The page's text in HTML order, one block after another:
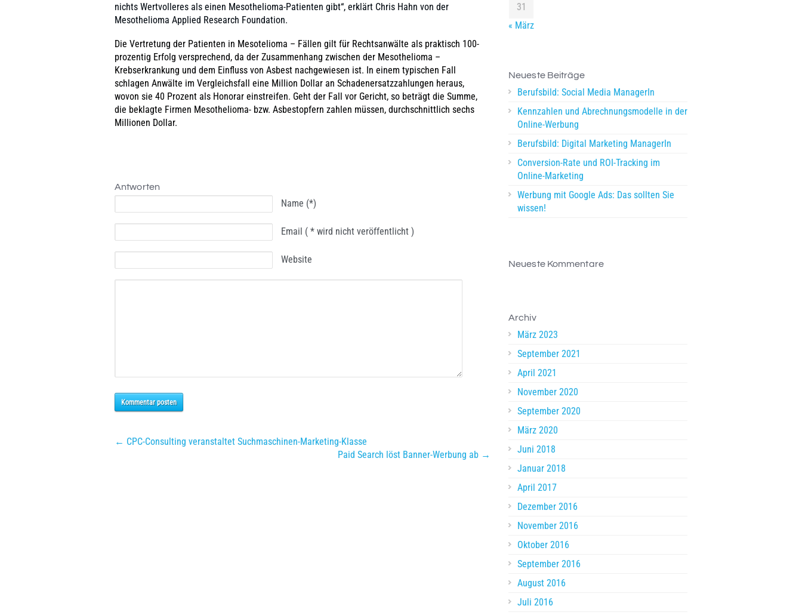
nichts Wertvolleres als einen Mesothelioma-Patienten gibt“, erklärt Chris Hahn von der
Mesothelioma Applied Research Foundation.
Die Vertretung der Patienten in Mesotelioma – Fällen gilt für Rechtsanwälte als praktisch 100-
prozentig Erfolg versprechend, da der Zusammenhang zwischen der Mesothelioma –
Krebserkrankung und dem Einfluss von Asbest nachgewiesen ist. In einem typischen Fall
schlagen Anwälte im Vergleichsfall eine Million Dollar an Schadenersatzzahlungen heraus,
wovon sie 40 Prozent als Honorar einstreifen. Geht der Fall vor Gericht, so beträgt die Summe,
die beklagte Firmen Mesothelioma- bzw. Asbestopfern zahlen müssen, durchschnittlich sechs
Millionen Dollar.
Antworten
Name (*)
Email ( * wird nicht veröffentlicht )
Website
Kommentar posten
← CPC-Consulting veranstaltet Suchmaschinen-Marketing-Klasse
Paid Search löst Banner-Werbung ab →
31
« März
Neueste Beiträge
Berufsbild: Social Media ManagerIn
Kennzahlen und Abrechnungsmodelle in der
Online-Werbung
Berufsbild: Digital Marketing ManagerIn
Conversion-Rate und ROI-Tracking im
Online-Marketing
Werbung mit Google Ads: Das sollten Sie
wissen!
Neueste Kommentare
Archiv
März 2023
September 2021
April 2021
November 2020
September 2020
März 2020
Juni 2018
Januar 2018
April 2017
Dezember 2016
November 2016
Oktober 2016
September 2016
August 2016
Juli 2016